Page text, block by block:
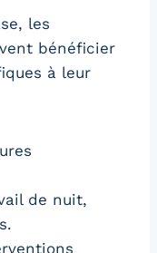
les
bénéficier
à leur
de nuit,